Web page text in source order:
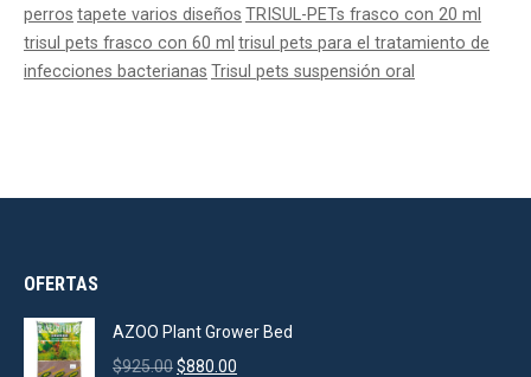
perros tapete varios diseños TRISUL-PETs frasco con 20 ml
trisul pets frasco con 60 ml trisul pets para el tratamiento de
infecciones bacterianas Trisul pets suspensión oral
OFERTAS
AZOO Plant Grower Bed
$925.00Original
$880.00